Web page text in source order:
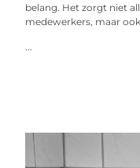
belang. Het zorgt niet
medewerkers, maar
...